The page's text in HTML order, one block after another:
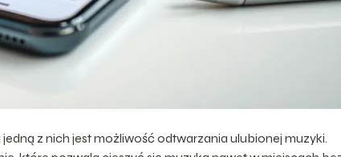
z nich jest możliwość odtwarzania ulubionej muzyki.